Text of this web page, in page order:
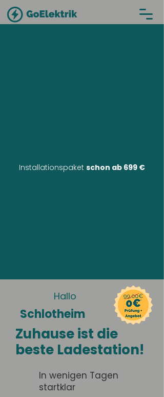
Installationspaket schon ab 699 €
Hallo
Schlotheim
Zuhause ist die
beste Ladestation!
In wenigen Tagen
startklar